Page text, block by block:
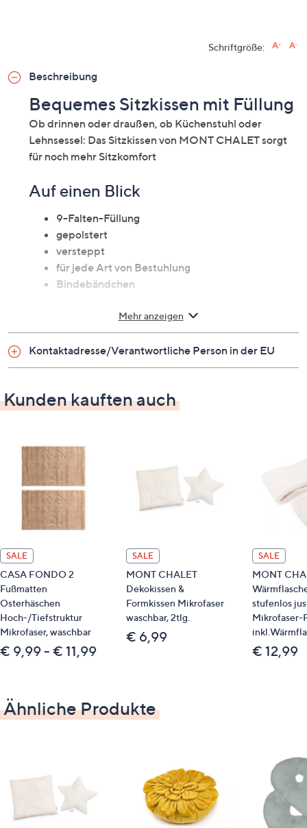
Schriftgröße:
Beschreibung
Bequemes Sitzkissen mit Füllung
Ob drinnen oder draußen, ob Küchenstuhl oder
Lehnsessel: Das Sitzkissen von MONT CHALET sorgt
für noch mehr Sitzkomfort
Auf einen Blick
9-Falten-Füllung
gepolstert
versteppt
für jede Art von Bestuhlung
Bindebändchen
ca. 40 x 40 cm
Füllgewicht: ca. 350 g
Material
Oberstoff: 100 % Baumwolle
Füllung: 100 % Polyester
Pflege
Normalwäsche 30°
Qualitätshinweise
STANDARD 100 by OEKO-TEX®
Mehr anzeigen
Kontaktadresse/Verantwortliche Person in der EU
Kunden kauften auch
SALE
CASA FONDO 2
Fußmatten
Osterhäschen
Hoch-/Tiefstruktur
Mikrofaser, waschbar
€ 9,99 - € 11,99
SALE
MONT CHALET
Dekokissen &
Formkissen Mikrofaser
waschbar, 2tlg.
€ 6,99
SALE
MONT
stufenlos
Mikrofaser-
€ 12,99
Ähnliche Produkte